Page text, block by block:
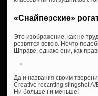
«Снайперские»
Это изображение, как не
резвятся вовсю. Нечто
Шправе, однако они, как
Да и названия своим
Creative recanting slingshot
Ни больше ни меньше!